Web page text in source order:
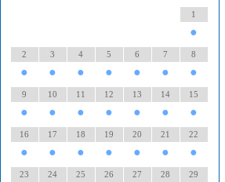
1
●
2
●
3
●
4
●
5
●
6
●
7
●
8
●
9
●
10
●
11
●
12
●
13
●
14
●
15
●
16
●
17
●
18
●
19
●
20
●
21
●
22
●
23 24 25 26 27 28 29